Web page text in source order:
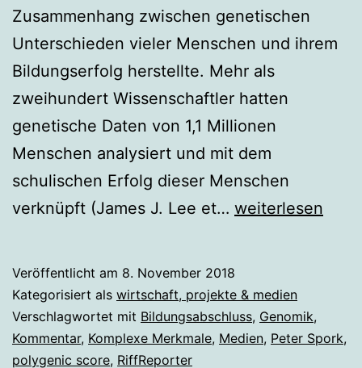
Zusammenhang zwischen genetischen
Unterschieden vieler Menschen und ihrem
Bildungserfolg herstellte. Mehr als
zweihundert Wissenschaftler hatten
genetische Daten von 1,1 Millionen
Menschen analysiert und mit dem
schulischen Erfolg dieser Menschen
verknüpft (James J. Lee et… Werden
weiterlesen
Veröffentlicht am 8. November 2018
Kategorisiert als wirtschaft, projekte & medien
Verschlagwortet mit Bildungsabschluss, Genomik,
Kommentar, Komplexe Merkmale, Medien, Peter Spork,
polygenic score, RiffReporter